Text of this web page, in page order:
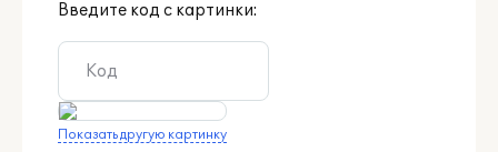
Введите код с картинки:
Показать другую картинку